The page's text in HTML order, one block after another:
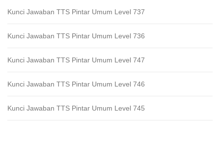
Kunci Jawaban TTS Pintar Umum Level 737
Kunci Jawaban TTS Pintar Umum Level 736
Kunci Jawaban TTS Pintar Umum Level 747
Kunci Jawaban TTS Pintar Umum Level 746
Kunci Jawaban TTS Pintar Umum Level 745